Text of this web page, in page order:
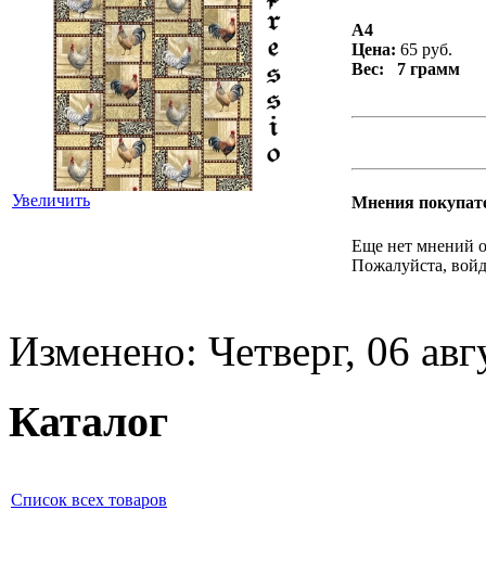
Увеличить
А4
Цена: 65 руб.
Вес: 7 грамм
Мнения
Еще нет мнений
Пожалуйста,
Изменено: Четверг, 06
Каталог
Список всех товаров